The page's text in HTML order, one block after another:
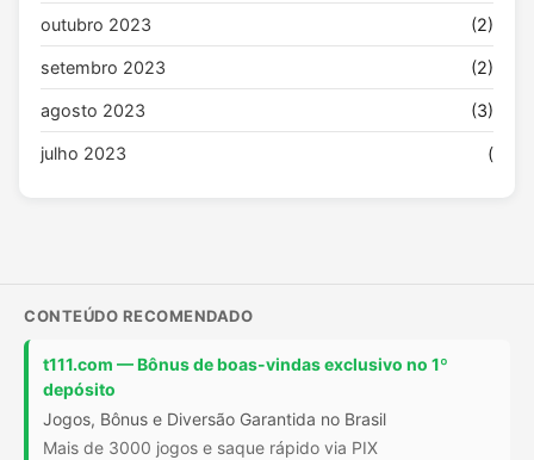
outubro 2023 (2)
setembro 2023 (2)
agosto 2023 (3)
julho 2023 (
CONTEÚDO RECOMENDADO
t111.com — Bônus de boas-vindas exclusivo no 1º
depósito
Jogos, Bônus e Diversão Garantida no Brasil
Mais de 3000 jogos e saque rápido via PIX